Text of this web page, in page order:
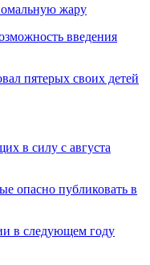
жару
введения
пятерых своих детей
в силу с августа
опасно публиковать в
в следующем году